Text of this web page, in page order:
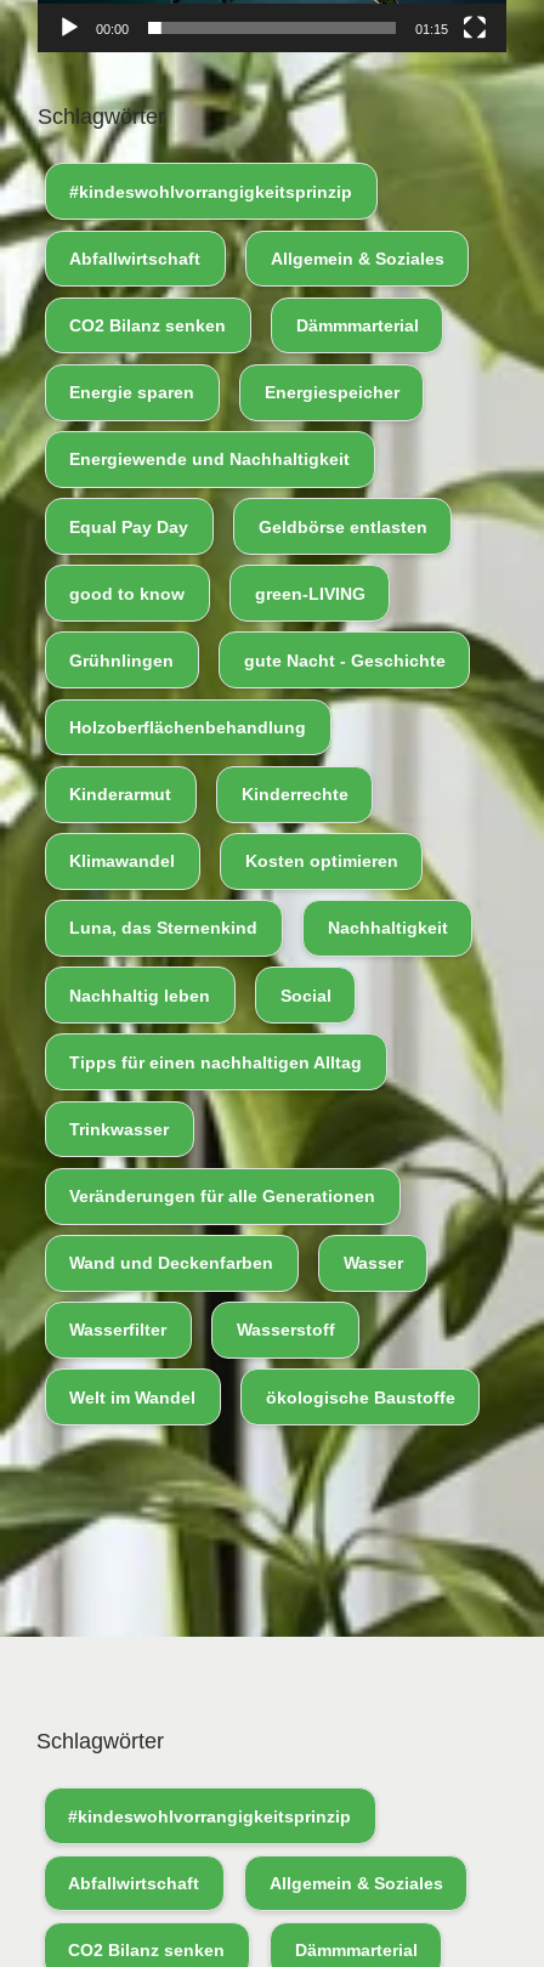
P
a
y
e
r
00:00 01:15
Schlagwörter
#kindeswohlvorrangigkeitsprinzip
Abfallwirtschaft Allgemein & Soziales
CO2 Bilanz senken Dämmmarterial
Energie sparen Energiespeicher
Energiewende und Nachhaltigkeit
Equal Pay Day Geldbörse entlasten
good to know green-LIVING
Grühnlingen gute Nacht - Geschichte
Holzoberflächenbehandlung
Kinderarmut Kinderrechte
Klimawandel Kosten optimieren
Luna, das Sternenkind Nachhaltigkeit
Nachhaltig leben Social
Tipps für einen nachhaltigen Alltag
Trinkwasser
Veränderungen für alle Generationen
Wand und Deckenfarben Wasser
Wasserfilter Wasserstoff
Welt im Wandel ökologische Baustoffe
Schlagwörter
#kindeswohlvorrangigkeitsprinzip
Abfallwirtschaft Allgemein & Soziales
CO2 Bilanz senken Dämmmarterial